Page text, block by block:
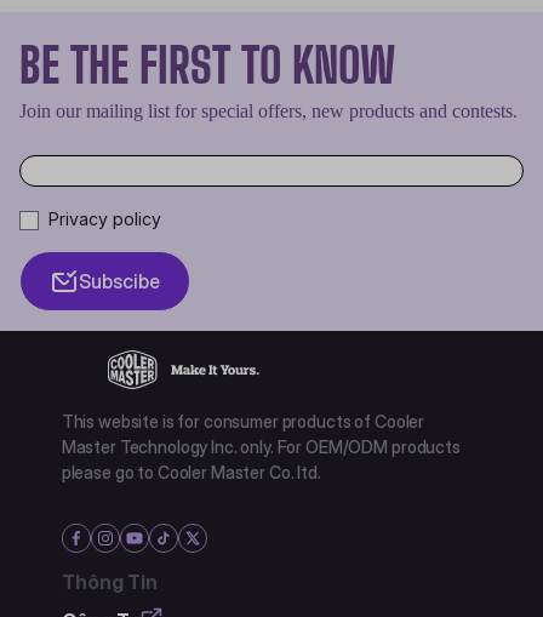
BE THE FIRST TO KNOW
Join our mailing list for special offers, new products and contests.
Privacy policy
Subscibe
This website is for consumer products of Cooler
Master Technology Inc. only. For OEM/ODM products
please go to Cooler Master Co. ltd.
Thông Tin